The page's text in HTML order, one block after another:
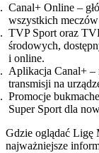
Canal+ Online –
wszystkich
TVP Sport oraz
środowych,
i online.
Aplikacja Canal+ –
transmisji na
Promocje
Super Sport dla
Gdzie oglądać Ligę
najważniejsze